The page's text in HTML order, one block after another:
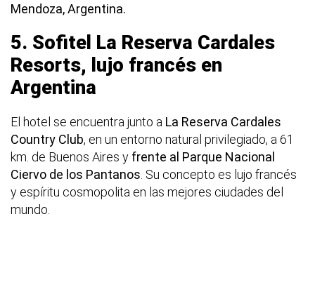
Mendoza, Argentina.
5. Sofitel La Reserva Cardales
Resorts, lujo francés en
Argentina
El hotel se encuentra junto a La Reserva Cardales
Country Club, en un entorno natural privilegiado, a 61
km. de Buenos Aires y frente al Parque Nacional
Ciervo de los Pantanos . Su concepto es lujo francés
y espíritu cosmopolita en las mejores ciudades del
mundo.